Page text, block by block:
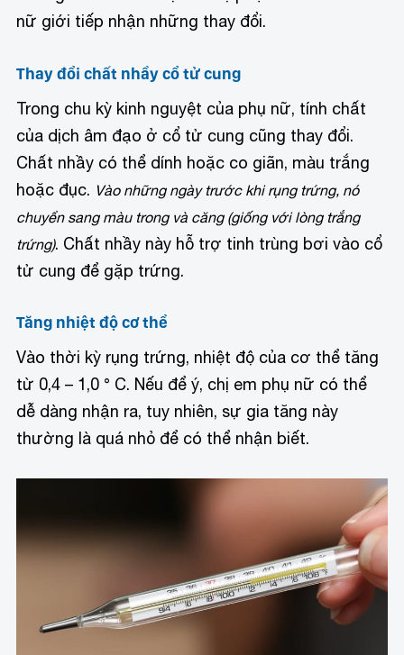
nữ giới tiếp nhận những thay đổi.
Thay đổi chất nhầy cổ tử cung
Trong chu kỳ kinh nguyệt của phụ nữ, tính chất
của dịch âm đạo ở cổ tử cung cũng thay đổi.
Chất nhầy có thể dính hoặc co giãn, màu trắng
hoặc đục. Vào những ngày trước khi rụng trứng, nó
chuyển sang màu trong và căng (giống với lòng trắng
trứng). Chất nhầy này hỗ trợ tinh trùng bơi vào cổ
tử cung để gặp trứng.
Tăng nhiệt độ cơ thể
Vào thời kỳ rụng trứng, nhiệt độ của cơ thể tăng
từ 0,4 – 1,0 ° C. Nếu để ý, chị em phụ nữ có thể
dễ dàng nhận ra, tuy nhiên, sự gia tăng này
thường là quá nhỏ để có thể nhận biết.